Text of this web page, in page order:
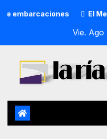
El Mercado
Vie. Ago